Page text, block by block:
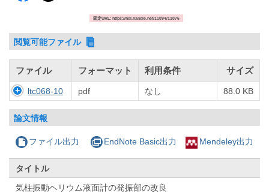
固定URL: https://hdl.handle.net/11094/11076
閲覧可能ファイル
ファイル フォーマット 利用条件 サイズ
ltc068-10 pdf なし 88.0 KB
論文情報
ファイル出力 EndNote Basic出力 Mendeley出力
タイトル
気柱振動ヘリウム液面計の発振部の改良